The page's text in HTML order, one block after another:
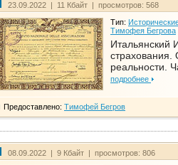
23.09.2022 | 11 Кбайт | просмотров: 568
Тип:
Тимофея Бегрова
Итальянский
страхования.
реальности.
подробнее
Предоставлено: Тимофей Бегров
08.09.2022 | 9 Кбайт | просмотров: 806